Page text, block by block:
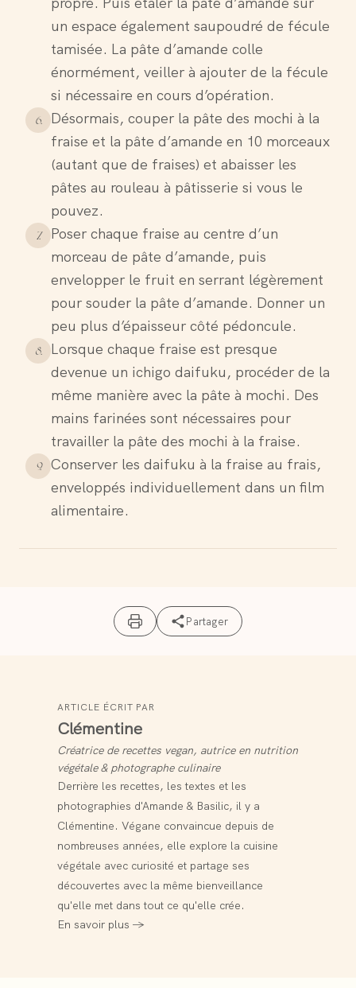
un espace également saupoudré de fécule
tamisée. La pâte d’amande colle
énormément, veiller à ajouter de la fécule
si nécessaire en cours d’opération.
6.
Désormais, couper la pâte des mochi à la
fraise et la pâte d’amande en 10 morceaux
(autant que de fraises) et abaisser les
pâtes au rouleau à pâtisserie si vous le
pouvez.
7.
Poser chaque fraise au centre d’un
morceau de pâte d’amande, puis
envelopper le fruit en serrant légèrement
pour souder la pâte d’amande. Donner un
peu plus d’épaisseur côté pédoncule.
8.
Lorsque chaque fraise est presque
devenue un ichigo daifuku, procéder de la
même manière avec la pâte à mochi. Des
mains farinées sont nécessaires pour
travailler la pâte des mochi à la fraise.
9.
Conserver les daifuku à la fraise au frais,
enveloppés individuellement dans un film
alimentaire.
Partager
ARTICLE ÉCRIT PAR
Clémentine
Créatrice de recettes vegan, autrice en nutrition
végétale & photographe culinaire
Derrière les recettes, les textes et les
photographies d'Amande & Basilic, il y a
Clémentine. Végane convaincue depuis de
nombreuses années, elle explore la cuisine
végétale avec curiosité et partage ses
découvertes avec la même bienveillance
qu'elle met dans tout ce qu'elle crée.
En savoir plus →